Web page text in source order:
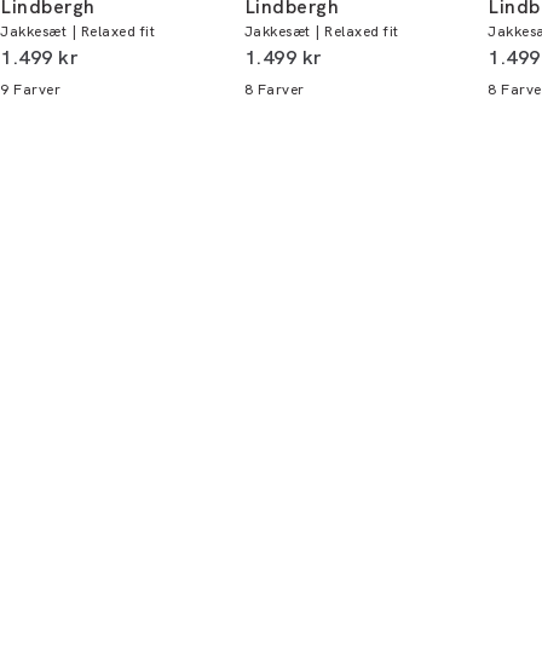
Produktnr.: 30-614000
Du kan indløse din bonus 365 dage om året i
alle butikker og online.
Lindbergh
Jakkesæt | Relaxed fit
I alt (inkl. rabat)
1.499 kr
9 Farver
Lindbergh
Jakkesæt | Relaxed fit
I alt (inkl. rabat)
1.499 kr
8 Farver
I alt
8